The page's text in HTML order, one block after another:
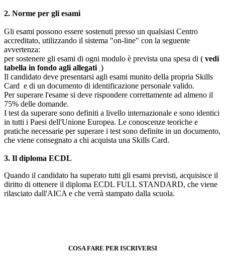
2. Norme per gli esami
Gli esami possono essere sostenuti presso un qualsiasi Centro
accreditato, utilizzando il sistema "on-line" con la seguente
avvertenza:
per sostenere gli esami di ogni modulo è prevista una spesa di ( vedi
tabella in fondo agli allegati )
Il candidato deve presentarsi agli esami munito della propria Skills
Card e di un documento di identificazione personale valido.
Per superare l'esame si deve rispondere correttamente ad almeno il
75% delle domande.
I test da superare sono definiti a livello internazionale e sono identici
in tutti i Paesi dell'Unione Europea. Le conoscenze teoriche e
pratiche necessarie per superare i test sono definite in un documento,
che viene consegnato a chi acquista una Skills Card.
3. Il diploma ECDL
Quando il candidato ha superato tutti gli esami previsti, acquisisce il
diritto di ottenere il diploma ECDL FULL STANDARD, che viene
rilasciato dall'AICA e che verrà stampato dalla scuola.
COSA FARE PER ISCRIVERSI